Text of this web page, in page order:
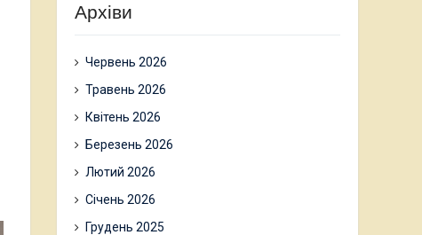
Архіви
Червень 2026
Травень 2026
Квітень 2026
Березень 2026
Лютий 2026
Січень 2026
Грудень 2025